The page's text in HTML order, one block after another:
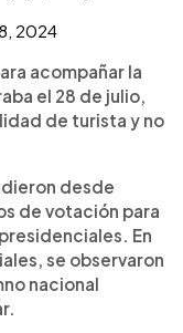
2024
acompañar la
el 28 de julio,
de turista y no
desde
de votación para
En
se observaron
nacional